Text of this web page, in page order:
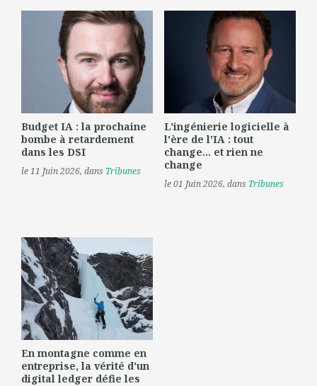
Budget IA : la prochaine
bombe à retardement
dans les DSI
le 11 Juin 2026, dans Tribunes
L'ingénierie logicielle à
l'ère de l'IA : tout
change... et rien ne
change
le 01 Juin 2026, dans Tribunes
En montagne comme en
entreprise, la vérité d'un
digital ledger défie les